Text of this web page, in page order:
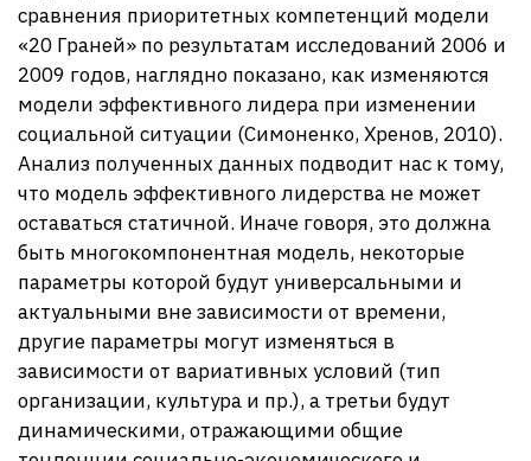
сравнения приоритетных компетенций модели
«20 Граней» по результатам исследований 2006 и
2009 годов, наглядно показано, как изменяются
модели эффективного лидера при изменении
социальной ситуации (Симоненко, Хренов, 2010).
Анализ полученных данных подводит нас к тому,
что модель эффективного лидерства не может
оставаться статичной. Иначе говоря, это должна
быть многокомпонентная модель, некоторые
параметры которой будут универсальными и
актуальными вне зависимости от времени,
другие параметры могут изменяться в
зависимости от вариативных условий (тип
организации, культура и пр.), а третьи будут
динамическими, отражающими общие